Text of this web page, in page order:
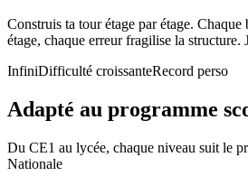
Construis ta tour étage par étage. Chaque
étage, chaque erreur fragilise la structure.
InfiniDifficulté croissanteRecord perso
Adapté au programme
Du CE1 au lycée, chaque niveau suit le
Nationale